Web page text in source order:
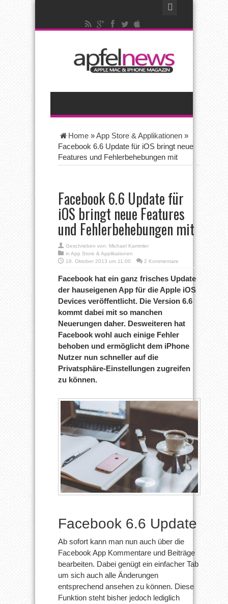
Home »App Store & Applikationen »
Facebook 6.6 Update für iOS bringt neue
Features und Fehlerbehebungen mit
Facebook 6.6 Update für
iOS bringt neue Features
und Fehlerbehebungen mit
Geschrieben von: Michael Kammler
in App Store & Applikationen
18. Oktober 2013 um 11:00
2 Kommentare
Facebook hat ein ganz frisches Update
der hauseigenen App für die Apple iOS
Devices veröffentlicht. Die Version 6.6
kommt dabei mit so manchen
Neuerungen daher. Desweiteren hat
Facebook wohl auch einige Fehler
behoben und ermöglicht dem iPhone
Nutzer nun schneller auf die
Privatsphäre-Einstellungen zugreifen
zu können.
Facebook 6.6 Update
Ab sofort kann man nun auch über die
Facebook App Kommentare und Beiträge
bearbeiten. Dabei genügt ein einfacher Tab
um sich auch alle Änderungen
entsprechend ansehen zu können. Diese
Funktion steht bisher jedoch lediglich